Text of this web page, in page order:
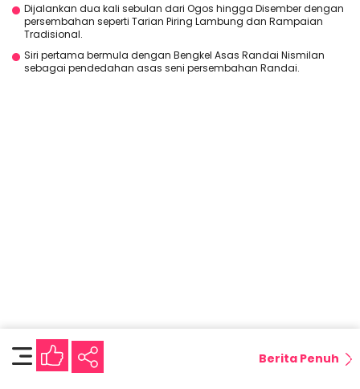
Dijalankan dua kali sebulan dari Ogos hingga Disember dengan
persembahan seperti Tarian Piring Lambung dan Rampaian
Tradisional.
Siri pertama bermula dengan Bengkel Asas Randai Nismilan
sebagai pendedahan asas seni persembahan Randai.
Berita Penuh